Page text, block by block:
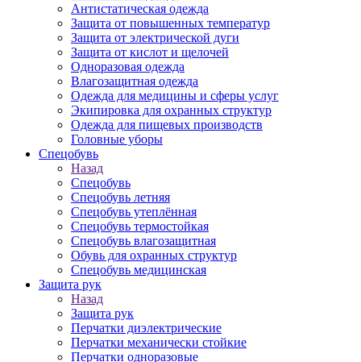
Антистатическая одежда
Защита от повышенных температур
Защита от электрической дуги
Защита от кислот и щелочей
Одноразовая одежда
Влагозащитная одежда
Одежда для медицины и сферы услуг
Экипировка для охранных структур
Одежда для пищевых производств
Головные уборы
Спецобувь
Назад
Спецобувь
Спецобувь летняя
Спецобувь утеплённая
Спецобувь термостойкая
Спецобувь влагозащитная
Обувь для охранных структур
Спецобувь медицинская
Защита рук
Назад
Защита рук
Перчатки диэлектрические
Перчатки механически стойкие
Перчатки одноразовые